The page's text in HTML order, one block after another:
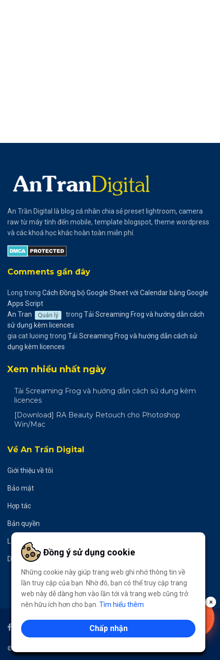
An Trần Digital là blog cá nhân chia sẻ preset lightroom, camera
raw từ máy tính đến mobile, template blogspot, theme wordpress
và các khoá học khác hoàn toàn miễn phí.
Comments gần đây
Long trong Cách Đồng bộ Google Sheet với Calendar bằng Google
Apps Script
An Tran
Quản lý trong Tải Screaming Frog và hướng dẫn cách
sử dụng kèm licences
gia cat luoing trong Tải Screaming Frog và hướng dẫn cách sử
dụng kèm licences
Xem nhiều nhất ngày
Tải Screaming Frog và hướng dẫn cách sử dụng kèm
licences
[Download] RA Beauty Retouch cho Photoshop
Win/Mac
Về An Trần Digital
Giới thiệu về tôi
Bảo mật
Hợp tác
Bản quyền
Liên hệ
Donate
-50%
LẤY NGAY
×
© 2020
Đồng ý sử dụng cookie
Những cookie này giúp trang web ghi nhớ thông tin về
lần truy cập của bạn. Nhờ đó, bạn có thể truy cập trang
web này dễ dàng hơn vào lần tới và trang web cũng trở
nên hữu ích hơn cho bạn. Tìm hiểu thêm
Chấp nhận